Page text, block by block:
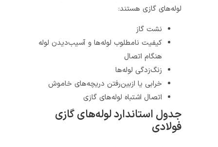
لوله‌های گازی هستند:
نشت گاز
کیفیت نامطلوب لوله‌ها و آسیب‌دیدن لوله
هنگام اتصال
زنگ‌زدگی لوله‌ها
خرابی یا از‌بین‌رفتن دریچه‌های خاموش
اتصال اشتباه لوله‌های گازی
جدول استاندارد لوله‌های گازی